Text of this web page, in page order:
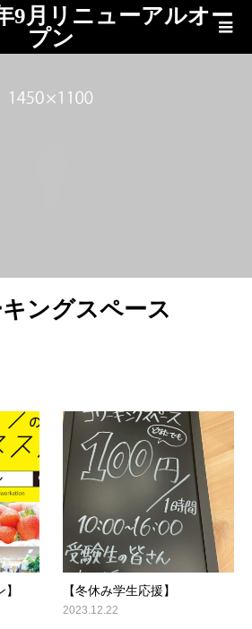
9月リニューアルオー
プン
ングスペース
【冬休み学生応援】
2023.12.22